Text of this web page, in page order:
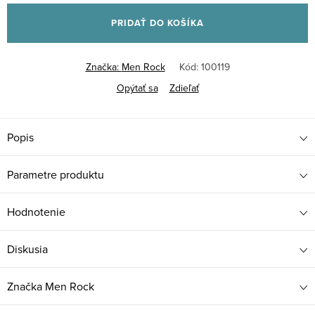
cena:
PRIDAŤ DO KOŠÍKA
Značka: Men Rock Kód: 100119
Opýtať sa
Zdieľať
Popis
Parametre produktu
Hodnotenie
Diskusia
Značka Men Rock